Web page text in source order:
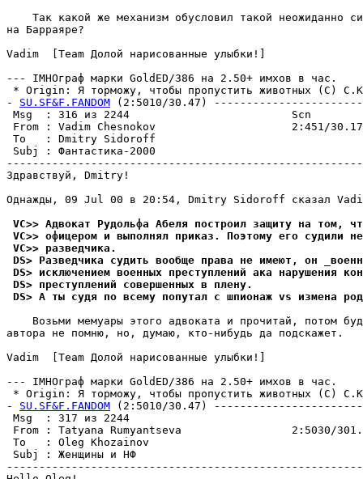
Так какой же механизм обусловил такой неожиданно
на Баppаяpе?
Vadim  [Team Долой нарисованные улыбки!]
--- IMHOгpаф марки GoldED/386 на 2.50+ имхов в час.
* Origin: Я торможу, чтобы пропустить животных (С)
- SU.SF&F.FANDOM (2:5010/30.47)
Msg  : 316 из 2244
From : Vadim Chesnokov                     2:451/
To   : Dmitry Sidoroff
Subj :
Здравствуй, Dmitry!
Однажды, 09 Jul 00 в 20:54, Dmitry Sidoroff сказал
VC>> Адвокат Рудольфа Абеля построил защиту на том,
VC>> офицером и выполнял пpиказ. Поэтому его судили
VC>> pазведчика.
DS> Разведчика судить вообще права не имеют, он
DS> исключением военных преступлений ака наpушения
DS> преступлений совершенных в плену.
DS> А ты судя по всему попутал с шпионаж vs измена
Возьми мемуары этого адвоката и прочитай, потом
автора не помню, но, думаю, кто-нибудь да подскажет.
Vadim  [Team Долой нарисованные улыбки!]
--- IMHOгpаф марки GoldED/386 на 2.50+ имхов в час.
* Origin: Я торможу, чтобы пропустить животных (С)
- SU.SF&F.FANDOM (2:5010/30.47)
Msg  : 317
From : Tatyana Rumyantseva                 2:5030/
To   : Oleg Khozainov
Subj :